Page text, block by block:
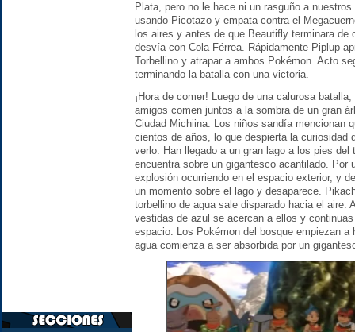
Plata, pero no le hace ni un rasguño a
usando Picotazo y empata contra el
los aires y antes de que Beautifly terminara
desvía con Cola Férrea. Rápidamente Piplup
Torbellino y atrapar a ambos Pokémon. Acto
terminando la batalla con una victoria.
¡Hora de comer! Luego de una calurosa
amigos comen juntos a la sombra de un gran
Ciudad Michiina. Los niños sandía mencionan
cientos de años, lo que despierta la curiosidad
verlo. Han llegado a un gran lago a los pies
encuentra sobre un gigantesco acantilado. Por
explosión ocurriendo en el espacio exterior, y
un momento sobre el lago y desaparece.
torbellino de agua sale disparado hacia el aire.
vestidas de azul se acercan a ellos y
espacio. Los Pokémon del bosque empiezan a
agua comienza a ser absorbida por un